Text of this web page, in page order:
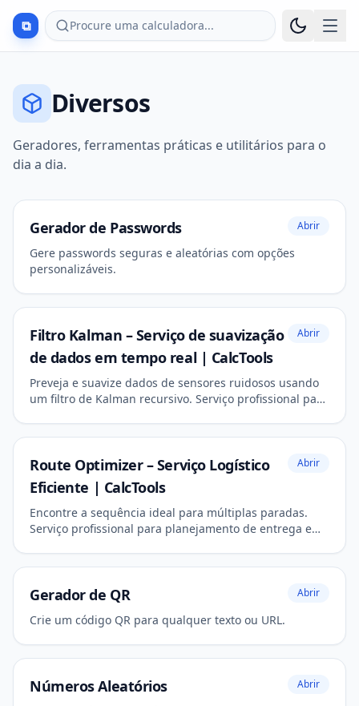
⧉ Procure uma calculadora...
Diversos
Geradores, ferramentas práticas e utilitários para o
dia a dia.
Gerador de Passwords Abrir
Gere passwords seguras e aleatórias com opções
personalizáveis.
Filtro Kalman – Serviço de suavização
de dados em tempo real | CalcTools
Abrir
Preveja e suavize dados de sensores ruidosos usando
um filtro de Kalman recursivo. Serviço profissional para
Route Optimizer – Serviço Logístico
Eficiente | CalcTools
Abrir
Encontre a sequência ideal para múltiplas paradas.
Serviço profissional para planejamento de entrega e
Gerador de QR Abrir
Crie um código QR para qualquer texto ou URL.
Números Aleatórios Abrir